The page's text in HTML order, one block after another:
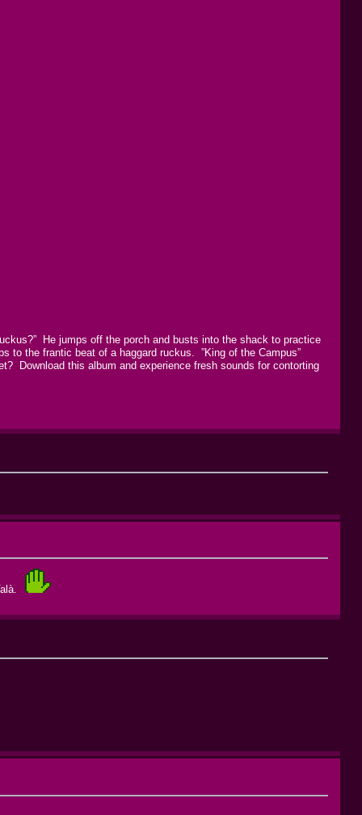
He jumps off the porch and busts into the shack to practice
to the frantic beat of a haggard ruckus. ”King of the Campus”
Download this album and experience fresh sounds for contorting